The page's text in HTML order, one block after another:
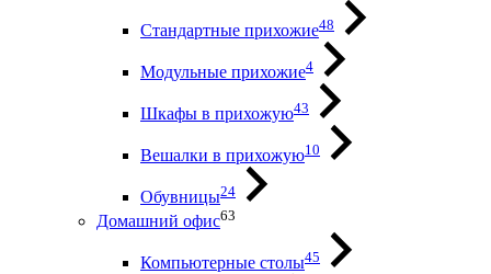
Стандартные прихожие48
Модульные прихожие4
Шкафы в прихожую43
Вешалки в прихожую10
Обувницы24
Домашний офис63
Компьютерные столы45